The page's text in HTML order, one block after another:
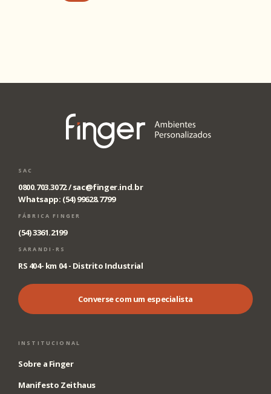
SAC
0800.703.3072 /sac@finger.ind.br
Whatsapp: (54) 99628.7799
FÁBRICA FINGER
(54) 3361.2199
SARANDI-RS
RS 404- km 04 - Distrito Industrial
Converse com um especialista
INSTITUCIONAL
Sobre a Finger
Manifesto Zeithaus